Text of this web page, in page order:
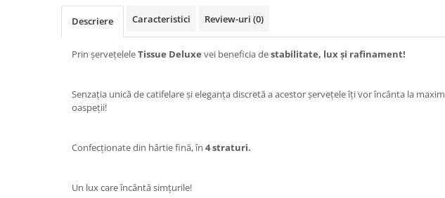
FUSTE MASA BUFET
VESELA PREMIUM UNICA
SPA & WELLNESS
SETURI DE MASA
DECORURI DE MASA TEMATICE
DECOR ROSU & BORDO
Descriere Caracteristici Review-uri (0)
Prin șervețeleleTissue Deluxe vei beneficia destabilitate, lux și rafinament!
Senzația unică de catifelare și eleganța discretă a acestor șervețele îți vor încânta la maxim
oaspeții!
Confecționate din hârtie fină, în 4 straturi.
Un lux care încântă simțurile!